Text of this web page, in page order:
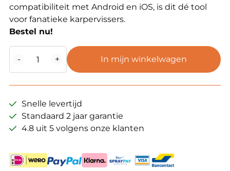
compatibiliteit met Android en iOS, is dit dé tool
voor fanatieke karpervissers.
Bestel nu!
-
SonarTab
dieptemeter/fishfinder
aantal
+ In mijn winkelwagen
Snelle levertijd
Standaard 2 jaar garantie
4.8 uit 5 volgens onze klanten